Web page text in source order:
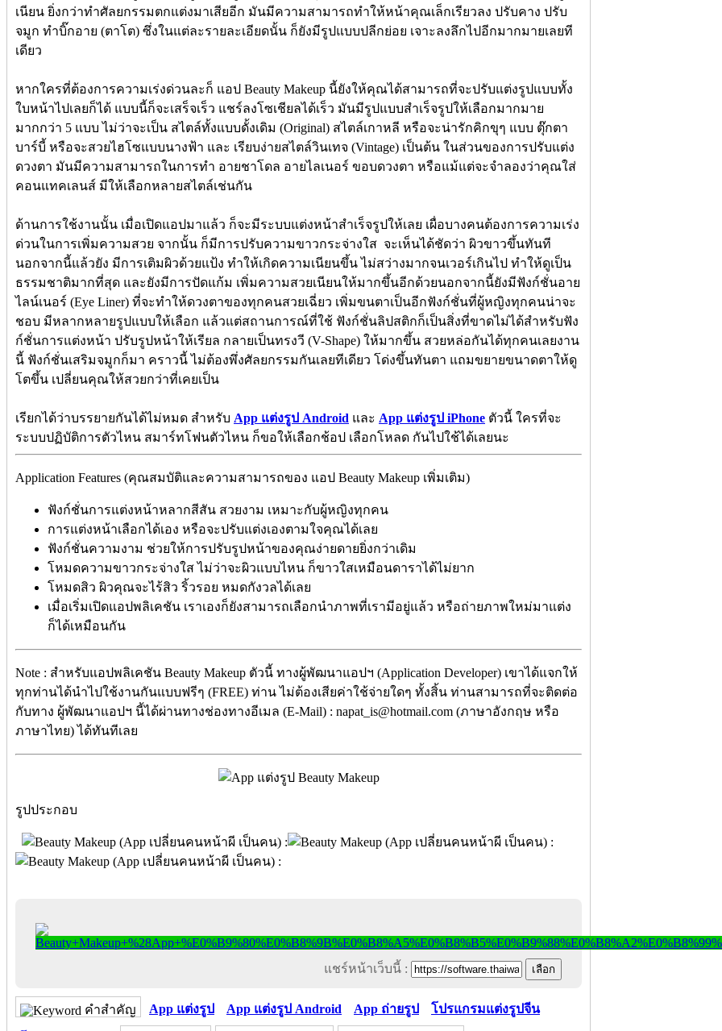
เนียน ยิ่งกว่าทำศัลยกรรมตกแต่งมาเสียอีก มันมีความสามารถทำให้หน้าคุณเล็กเรียวลง ปรับคาง ปรับ
จมูก ทำบิ๊กอาย (ตาโต) ซึ่งในแต่ละรายละเอียดนั้น ก็ยังมีรูปแบบปลีกย่อย เจาะลงลึกไปอีกมากมายเลยที
เดียว
หากใครที่ต้องการความเร่งด่วนละก็ แอป Beauty Makeup นี้ยังให้คุณได้สามารถที่จะปรับแต่งรูปแบบทั้ง
ใบหน้าไปเลยก็ได้ แบบนี้ก็จะเสร็จเร็ว แชร์ลงโซเชียลได้เร็ว มันมีรูปแบบสำเร็จรูปให้เลือกมากมาย
มากกว่า 5 แบบ ไม่ว่าจะเป็น สไตล์ทั้งแบบดั้งเดิม (Original) สไตล์เกาหลี หรือจะน่ารักคิกขุๆ แบบ ตุ๊กตา
บาร์บี้ หรือจะสวยไฮโซแบบนางฟ้า และ เรียบง่ายสไตล์วินเทจ (Vintage) เป็นต้น ในส่วนของการปรับแต่ง
ดวงตา มันมีความสามารถในการทำ อายชาโดล อายไลเนอร์ ขอบดวงตา หรือแม้แต่จะจำลองว่าคุณใส่
คอนแทคเลนส์ มีให้เลือกหลายสไตล์เช่นกัน
ด้านการใช้งานนั้น เมื่อเปิดแอปมาแล้ว ก็จะมีระบบแต่งหน้าสำเร็จรูปให้เลย เผื่อบางคนต้องการความเร่ง
ด่วนในการเพิ่มความสวย จากนั้น ก็มีการปรับความขาวกระจ่างใส จะเห็นได้ชัดว่า ผิวขาวขึ้นทันที
นอกจากนี้แล้วยัง มีการเติมผิวด้วยแป้ง ทำให้เกิดความเนียนขึ้น ไม่สว่างมากจนเวอร์เกินไป ทำให้ดูเป็น
ธรรมชาติมากที่สุด และยังมีการปัดแก้ม เพิ่มความสวยเนียนให้มากขึ้นอีกด้วยนอกจากนี้ยังมีฟังก์ชั่นอาย
ไลน์เนอร์ (Eye Liner) ที่จะทำให้ดวงตาของทุกคนสวยเฉี่ยว เพิ่มขนตาเป็นอีกฟังก์ชั่นที่ผู้หญิงทุกคนน่าจะ
ชอบ มีหลากหลายรูปแบบให้เลือก แล้วแต่สถานการณ์ที่ใช้ ฟังก์ชั่นลิปสติกก็เป็นสิ่งที่ขาดไม่ได้สำหรับฟัง
ก์ชั่นการแต่งหน้า ปรับรูปหน้าให้เรียล กลายเป็นทรงวี (V-Shape) ให้มากขึ้น สวยหล่อกันได้ทุกคนเลยงาน
นี้ ฟังก์ชั่นเสริมจมูกก็มา คราวนี้ ไม่ต้องพึ่งศัลยกรรมกันเลยทีเดียว โด่งขึ้นทันตา แถมขยายขนาดตาให้ดู
โตขึ้น เปลี่ยนคุณให้สวยกว่าที่เคยเป็น
เรียกได้ว่าบรรยายกันได้ไม่หมด สำหรับ App แต่งรูป Android และ App แต่งรูป iPhone ตัวนี้ ใครที่จะ
ระบบปฏิบัติการตัวไหน สมาร์ทโฟนตัวไหน ก็ขอให้เลือกช้อป เลือกโหลด กันไปใช้ได้เลยนะ
Application Features (คุณสมบัติและความสามารถของ แอป Beauty Makeup เพิ่มเติม)
ฟังก์ชั่นการแต่งหน้าหลากสีสัน สวยงาม เหมาะกับผู้หญิงทุกคน
การแต่งหน้าเลือกได้เอง หรือจะปรับแต่งเองตามใจคุณได้เลย
ฟังก์ชั่นความงาม ช่วยให้การปรับรูปหน้าของคุณง่ายดายยิ่งกว่าเดิม
โหมดความขาวกระจ่างใส ไม่ว่าจะผิวแบบไหน ก็ขาวใสเหมือนดาราได้ไม่ยาก
โหมดสิว ผิวคุณจะไร้สิว ริ้วรอย หมดกังวลได้เลย
เมื่อเริ่มเปิดแอปพลิเคชัน เราเองก็ยังสามารถเลือกนำภาพที่เรามีอยู่แล้ว หรือถ่ายภาพใหม่มาแต่ง
ก็ได้เหมือนกัน
Note : สำหรับแอปพลิเคชัน Beauty Makeup ตัวนี้ ทางผู้พัฒนาแอปฯ (Application Developer) เขาได้แจกให้
ทุกท่านได้นำไปใช้งานกันแบบฟรีๆ (FREE) ท่าน ไม่ต้องเสียค่าใช้จ่ายใดๆ ทั้งสิ้น ท่านสามารถที่จะติดต่อ
กับทาง ผู้พัฒนาแอปฯ นี้ได้ผ่านทางช่องทางอีเมล (E-Mail) : napat_is@hotmail.com (ภาษาอังกฤษ หรือ
ภาษาไทย) ได้ทันทีเลย
รูปประกอบ
แชร์หน้าเว็บนี้ :
คำสำคัญ App แต่งรูป App แต่งรูป Android App ถ่ายรูป โปรแกรมแต่งรูปจีน